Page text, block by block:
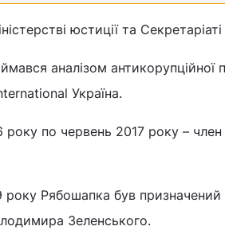
юстиції та Секретаріаті
аналізом антикорупційної
Україна.
року по червень 2017 року – член
року Рябошапка був призначений
Зеленського.